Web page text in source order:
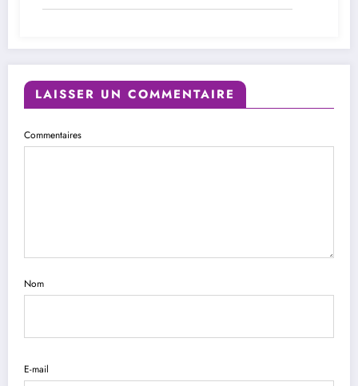
LAISSER UN COMMENTAIRE
Commentaires
Nom
E-mail